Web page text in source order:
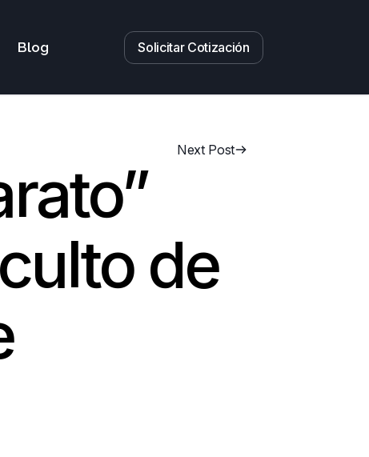
Blog Solicitar Cotización
Next Post
de